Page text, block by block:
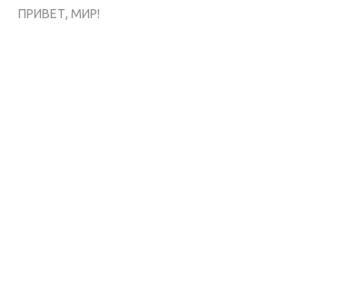
ПРИВЕТ, МИР!